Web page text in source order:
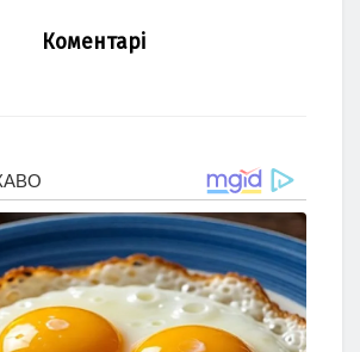
Коментарі